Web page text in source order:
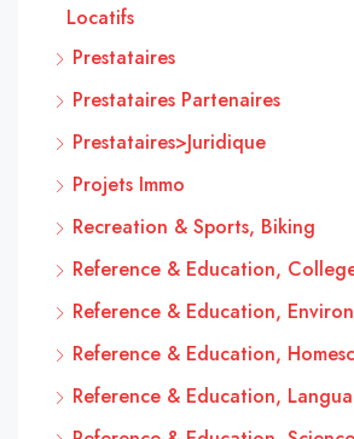
Locatifs
Prestataires
Prestataires Partenaires
Prestataires>Juridique
Projets Immo
Recreation & Sports, Biking
Reference & Education,
Reference & Education,
Reference & Education,
Reference & Education,